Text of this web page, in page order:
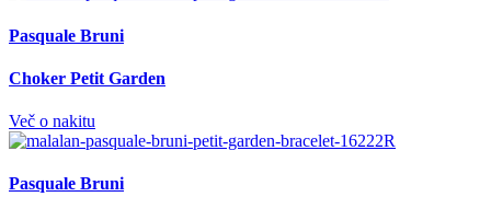
Pasquale Bruni
Choker Petit Garden
Več o nakitu
Pasquale Bruni